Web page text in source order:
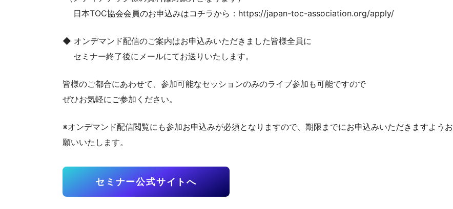
日本TOC協会会員のお申込みはコチラから：https://japan-toc-association.org/apply/
◆ オンデマンド配信のご案内はお申込みいただきました皆様全員に
セミナー終了後にメールにてお送りいたします。
皆様のご都合にあわせて、参加可能なセッションのみのライブ参加も可能ですので
ぜひお気軽にご参加ください。
※オンデマンド配信閲覧にも参加お申込みが必須となりますので、期限までにお申込みいただきますようお
願いいたします。
セミナー公式サイトへ